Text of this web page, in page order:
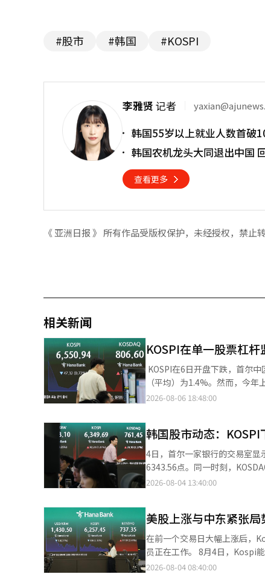
#股市 #韩国 #KOSPI
李雅贤 记者
韩国55岁以上就业人数首破
韩国农机龙头大同退出中国
查看更多
《 亚洲日报 》 所有作品受版权保护，未经授权，禁止转
相关新闻
KOSPI在单一股票杠
KOSPI在6日开盘下跌，首尔中区一家银行
（平均）为1.4%。然而，今
着急剧上涨和急剧下跌的日子
国家中“最差” 6日金融投资行
年年均水平（1.4%）的两倍。
从去年的1.3%上升至今年上半
性从1.2%降至0.9%。 → 按月波动性来看，情况更为严重。去年3月和6月KOSPI的波动性分别为4.8%和4.7%。在7
月，KOSPI在一个月内出现4%
杠”监管。然而，效果并不明
四次。当天（6日），KOSPI
破1万亿韩元，但KOSPI的波动性依然没有得到平息。 三星电子和
动的真正原因是否是“单杠”提
性上升的背景研究”报告中指
2026-08-06 18:48:00
韩国股市动态：
4日，首尔一家银行的交易室显
6343.56点。同一时刻，
的涨幅。 KOSPI在4日的交易中出现1%的下跌趋势。相反，受生物股强劲表现的推动，KOSDAQ上涨超过5%，并触
一度转为下跌。 从投资者来看，外国投资者和机构分别净卖出3860亿韩元和8575亿韩元，导致指数下滑。个人投资
者则独自净买入1.1279万亿韩元。 市值较大的股票表现各异。韩华航空航天（上涨9.58%）、三星生物制药
3.09%）、LG能源解决方案（
3.76%）、SK海力士（下跌
1.07%）、KB金融（下跌0.65%）等股票则下跌。 基于对市场的分析
2026-08-04 13:40:00
美股上涨与中东紧张
在前一个交易日大幅上涨后，
员正在工作。 8月4日，Kospi能否在美国股市上涨和中东紧张局势缓解的预期下继续反弹，备受关注。 在前一晚，纽
约股市三大指数全线收涨。8月
2026-08-04 08:40:00